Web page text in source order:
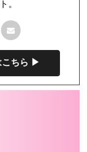
。
こちら ▶︎